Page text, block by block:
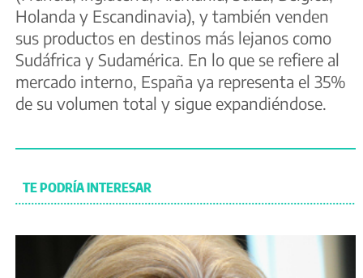
Holanda y Escandinavia), y también venden
sus productos en destinos más lejanos como
Sudáfrica y Sudamérica. En lo que se refiere al
mercado interno, España ya representa el 35%
de su volumen total y sigue expandiéndose.
TE PODRÍA INTERESAR